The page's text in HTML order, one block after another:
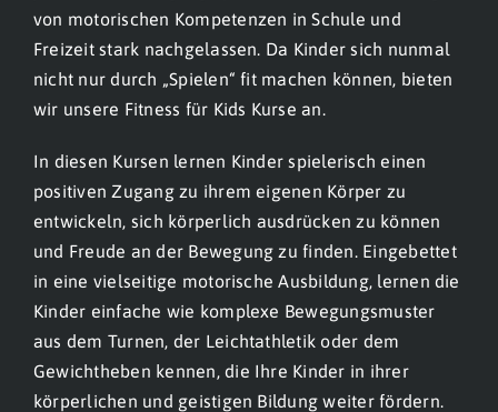
von motorischen Kompetenzen in Schule und
Freizeit stark nachgelassen. Da Kinder sich nunmal
nicht nur durch „Spielen“ fit machen können, bieten
wir unsere Fitness für Kids Kurse an.
In diesen Kursen lernen Kinder spielerisch einen
positiven Zugang zu ihrem eigenen Körper zu
entwickeln, sich körperlich ausdrücken zu können
und Freude an der Bewegung zu finden. Eingebettet
in eine vielseitige motorische Ausbildung, lernen die
Kinder einfache wie komplexe Bewegungsmuster
aus dem Turnen, der Leichtathletik oder dem
Gewichtheben kennen, die Ihre Kinder in ihrer
körperlichen und geistigen Bildung weiter fördern.